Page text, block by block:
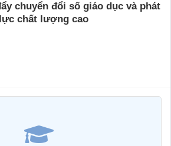
chuyển đổi số giáo dục và phát
chất lượng cao